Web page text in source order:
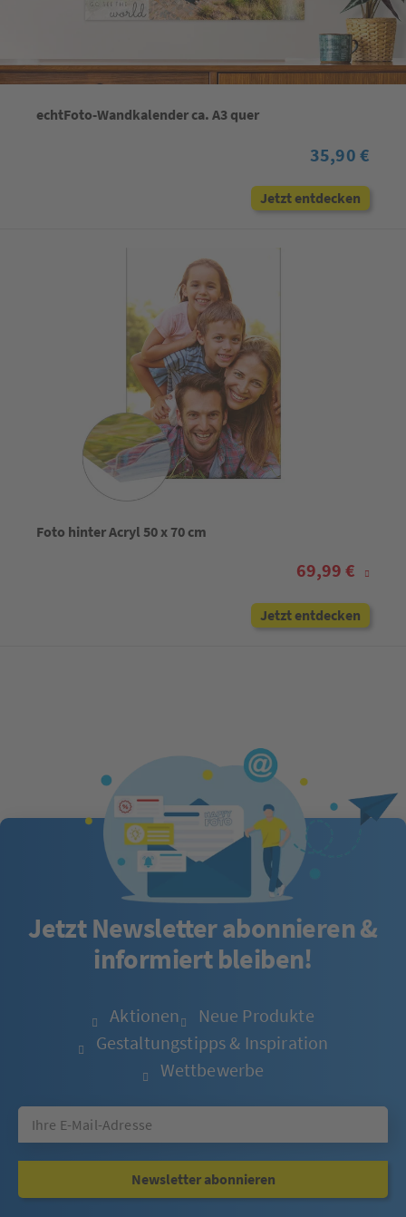
echtFoto-Wandkalender ca. A3 quer
35,90 €
Jetzt entdecken
Foto hinter Acryl 50 x 70 cm
69,99 €
Jetzt entdecken
Jetzt Newsletter abonnieren &
informiert bleiben!
Aktionen
Neue Produkte
Gestaltungstipps & Inspiration
Wettbewerbe
Newsletter abonnieren